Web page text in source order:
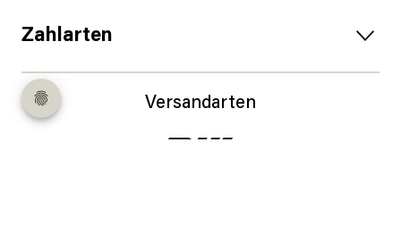
Zahlarten
Versandarten